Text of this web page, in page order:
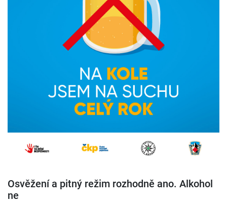
Osvěžení a pitný režim rozhodně ano. Alkohol
ne